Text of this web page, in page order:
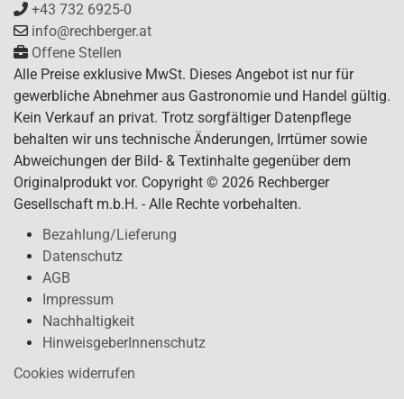
+43 732 6925-0
info@rechberger.at
Offene Stellen
Alle Preise exklusive MwSt. Dieses Angebot ist nur für
gewerbliche Abnehmer aus Gastronomie und Handel gültig.
Kein Verkauf an privat. Trotz sorgfältiger Datenpflege
behalten wir uns technische Änderungen, Irrtümer sowie
Abweichungen der Bild- & Textinhalte gegenüber dem
Originalprodukt vor. Copyright © 2026 Rechberger
Gesellschaft m.b.H. - Alle Rechte vorbehalten.
Bezahlung/Lieferung
Datenschutz
AGB
Impressum
Nachhaltigkeit
HinweisgeberInnenschutz
Cookies widerrufen